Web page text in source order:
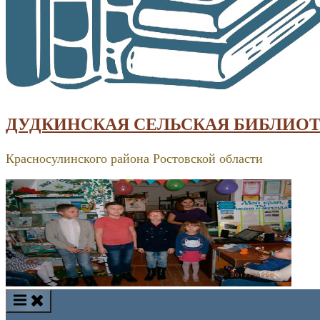
ДУДКИНСКАЯ СЕЛЬСКАЯ
Красносулинского района Ростовской области